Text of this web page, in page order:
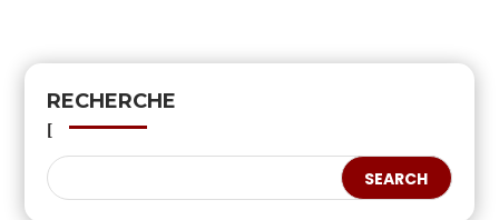
RECHERCHE